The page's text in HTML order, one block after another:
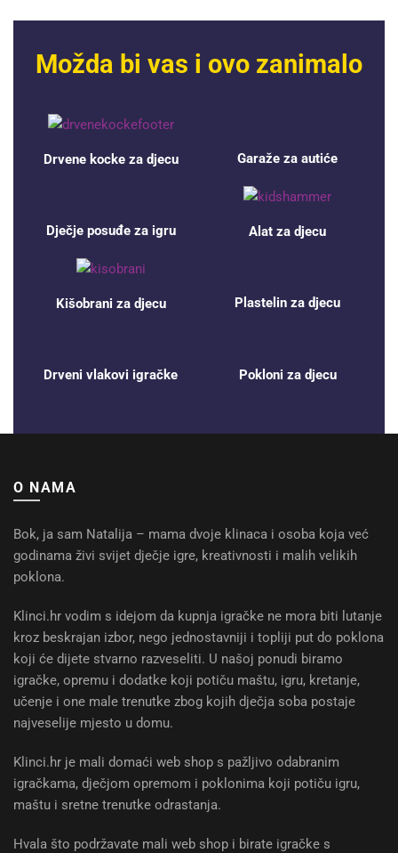
Možda bi vas i ovo zanimalo
Drvene kocke za djecu Garaže za autiće
Dječje posuđe za igru Alat za djecu
Kišobrani za djecu Plastelin za djecu
Drveni vlakovi igračke Pokloni za djecu
O NAMA
Bok, ja sam Natalija – mama dvoje klinaca i osoba koja već
godinama živi svijet dječje igre, kreativnosti i malih velikih
poklona.
Klinci.hr vodim s idejom da kupnja igračke ne mora biti lutanje
kroz beskrajan izbor, nego jednostavniji i topliji put do poklona
koji će dijete stvarno razveseliti. U našoj ponudi biramo
igračke, opremu i dodatke koji potiču maštu, igru, kretanje,
učenje i one male trenutke zbog kojih dječja soba postaje
najveselije mjesto u domu.
Klinci.hr je mali domaći web shop s pažljivo odabranim
igračkama, dječjom opremom i poklonima koji potiču igru,
maštu i sretne trenutke odrastanja.
Hvala što podržavate mali web shop i birate igračke s